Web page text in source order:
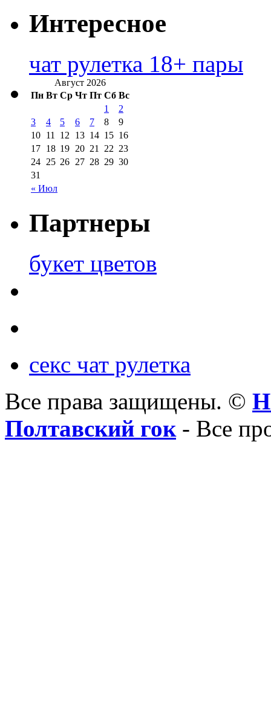
Интересное
чат рулетка 18+ пары
Август 2026
Пн Вт Ср Чт Пт Сб Вс
« Июл
1
2
3
4 5 6 7 8
9
10 11 12 13 14 15 16
17 18 19 20 21 22 23
24 25 26 27 28 29 30
31
Партнеры
букет цветов
секс чат рулетка
Все права защищены. ©
Полтавский гок- Все